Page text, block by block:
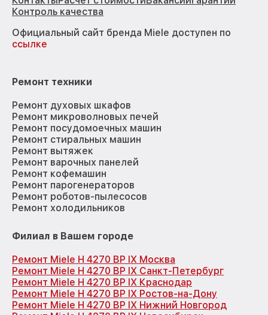
Контроль качества
Официальный сайт бренда Miele доступен по
ссылке
Ремонт техники
Ремонт духовых шкафов
Ремонт микроволновых печей
Ремонт посудомоечных машин
Ремонт стиральных машин
Ремонт вытяжек
Ремонт варочных панелей
Ремонт кофемашин
Ремонт парогенераторов
Ремонт роботов-пылесосов
Ремонт холодильников
Филиал в Вашем городе
Ремонт Miele H 4270 BP IX Москва
Ремонт Miele H 4270 BP IX Санкт-Петербург
Ремонт Miele H 4270 BP IX Краснодар
Ремонт Miele H 4270 BP IX Ростов-на-Дону
Ремонт Miele H 4270 BP IX Нижний Новгород